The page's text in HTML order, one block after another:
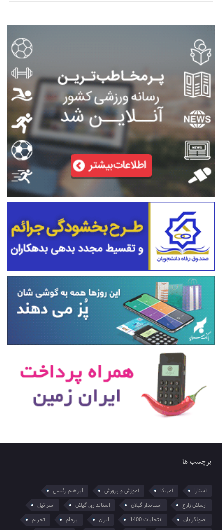
برچسب ها
آستارا آمریکا آموزش و پرورش
ابراهیم رئیسی
ارسلان زارع
استاندار گیلان استانداری گیلان
اسرائیل
اصولگرایان
انتخابات 1400 ایران برجام
تحریم